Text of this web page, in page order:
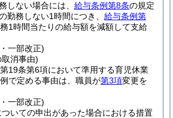
しない場合には、 給与条例第8条の規定
勤務しない1時間につき、 給与条例第
1時間当たりの給与額を減額して支給
一部改正)
消事由)
19条第6項において準用する育児休業
で定める事由は、職員が第3項変更を
一部改正)
いての申出があった場合における措置